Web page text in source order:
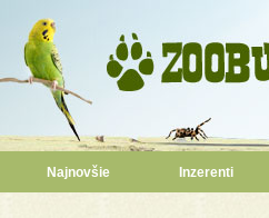
Najnovšie Inzerenti